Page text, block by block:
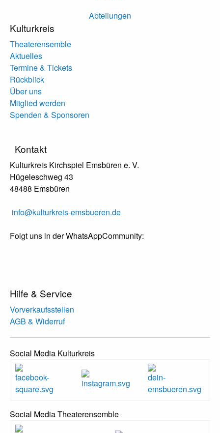
Abteilungen
Kulturkreis
Theaterensemble
Aktuelles
Termine & Tickets
Rückblick
Über uns
Mitglied werden
Spenden & Sponsoren
Kontakt
Kulturkreis Kirchspiel Emsbüren e. V.
Hügeleschweg 43
48488 Emsbüren
info@kulturkreis-emsbueren.de
Folgt uns in der WhatsAppCommunity:
Hilfe & Service
Vorverkaufsstellen
AGB & Widerruf
Social Media Kulturkreis
Social Media Theaterensemble